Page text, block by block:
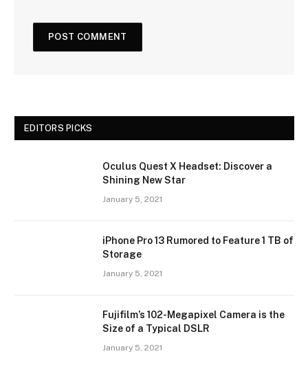
EDITORS PICKS
Oculus Quest X Headset: Discover a
Shining New Star
January 5, 2021
iPhone Pro 13 Rumored to Feature 1 TB of
Storage
January 5, 2021
Fujifilm’s 102-Megapixel Camera is the
Size of a Typical DSLR
January 5, 2021